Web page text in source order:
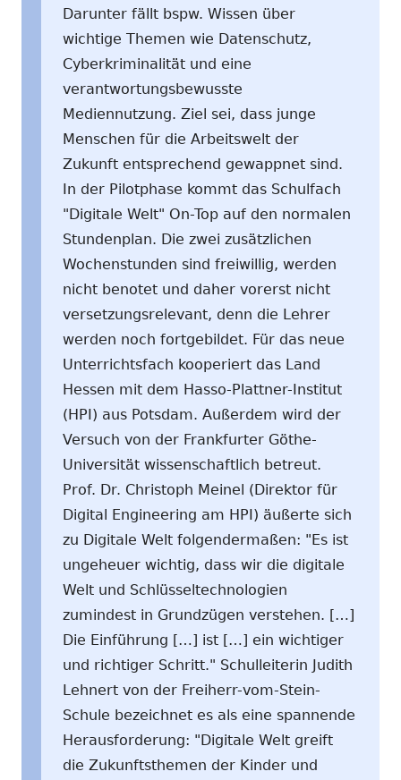
Darunter fällt bspw. Wissen über
wichtige Themen wie Datenschutz,
Cyberkriminalität und eine
verantwortungsbewusste
Mediennutzung. Ziel sei, dass junge
Menschen für die Arbeitswelt der
Zukunft entsprechend gewappnet sind.
In der Pilotphase kommt das Schulfach
"Digitale Welt" On-Top auf den normalen
Stundenplan. Die zwei zusätzlichen
Wochenstunden sind freiwillig, werden
nicht benotet und daher vorerst nicht
versetzungsrelevant, denn die Lehrer
werden noch fortgebildet. Für das neue
Unterrichtsfach kooperiert das Land
Hessen mit dem Hasso-Plattner-Institut
(HPI) aus Potsdam. Außerdem wird der
Versuch von der Frankfurter Göthe-
Universität wissenschaftlich betreut.
Prof. Dr. Christoph Meinel (Direktor für
Digital Engineering am HPI) äußerte sich
zu Digitale Welt folgendermaßen: "Es ist
ungeheuer wichtig, dass wir die digitale
Welt und Schlüsseltechnologien
zumindest in Grundzügen verstehen. […]
Die Einführung […] ist […] ein wichtiger
und richtiger Schritt." Schulleiterin Judith
Lehnert von der Freiherr-vom-Stein-
Schule bezeichnet es als eine spannende
Herausforderung: "Digitale Welt greift
die Zukunftsthemen der Kinder und